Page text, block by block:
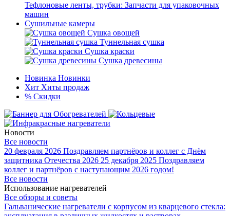
Тефлоновые ленты, трубки: Запчасти для упаковочных
машин
Сушильные камеры
Сушка овощей
Туннельная сушка
Сушка краски
Сушка древесины
Новинка Новинки
Хит Хиты продаж
% Скидки
Новости
Все новости
20 февраля 2026 Поздравляем партнёров и коллег с Днём
защитника Отечества 2026 25 декабря 2025 Поздравляем
коллег и партнёров с наступающим 2026 годом!
Все новости
Использование нагревателей
Все обзоры и советы
Гальванические нагреватели с корпусом из кварцевого стекла: